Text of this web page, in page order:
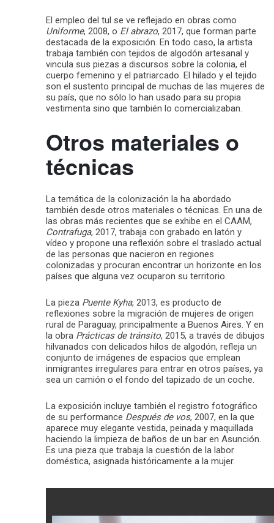
El empleo del tul se ve reflejado en obras como
Uniforme, 2008, o El abrazo, 2017, que forman parte
destacada de la exposición. En todo caso, la artista
trabaja también con tejidos de algodón artesanal y
vincula sus piezas a discursos sobre la colonia, el
cuerpo femenino y el patriarcado. El hilado y el tejido
son el sustento principal de muchas de las mujeres de
su país, que no sólo lo han usado para su propia
vestimenta sino que también lo comercializaban.
Otros materiales o
técnicas
La temática de la colonización la ha abordado
también desde otros materiales o técnicas. En una de
las obras más recientes que se exhibe en el CAAM,
Contrafuga, 2017, trabaja con grabado en latón y
vídeo y propone una reflexión sobre el traslado actual
de las personas que nacieron en regiones
colonizadas y procuran encontrar un horizonte en los
países que alguna vez ocuparon su territorio.
La pieza Puente Kyha, 2013, es producto de
reflexiones sobre la migración de mujeres de origen
rural de Paraguay, principalmente a Buenos Aires. Y en
la obra Prácticas de tránsito, 2015, a través de dibujos
hilvanados con delicados hilos de algodón, refleja un
conjunto de imágenes de espacios que emplean
inmigrantes irregulares para entrar en otros países, ya
sea un camión o el fondo del tapizado de un coche.
La exposición incluye también el registro fotográfico
de su performance Después de vos, 2007, en la que
aparece muy elegante vestida, peinada y maquillada
haciendo la limpieza de baños de un bar en Asunción.
Es una pieza que trabaja la cuestión de la labor
doméstica, asignada históricamente a la mujer.